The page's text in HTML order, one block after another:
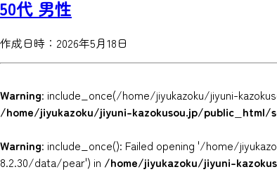
50代 男性
作成日時：2026年5月18日
Warning: include_once(/home/jiyukazoku/jiyuni-
/home/jiyukazoku/jiyuni-kazokusou.jp/
Warning: include_once(): Failed opening '/home/
8.2.30/data/pear') in /home/jiyukazoku/jiyuni-